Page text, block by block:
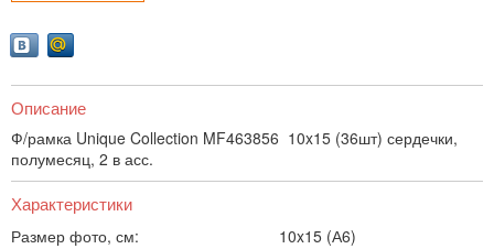
Описание
Ф/рамка Unique Collection MF463856 10x15 (36шт) сердечки,
полумесяц, 2 в асс.
Характеристики
Размер фото, см:
10x15 (А6)